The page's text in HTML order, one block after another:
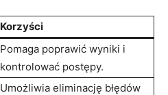
Korzyści
Pomaga poprawić wyniki i
kontrolować postępy.
Umożliwia eliminację błędów